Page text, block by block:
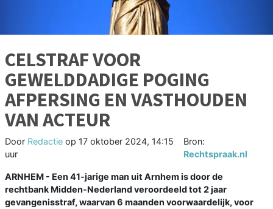
CELSTRAF VOOR
GEWELDDADIGE POGING
AFPERSING EN VASTHOUDEN
VAN ACTEUR
Door Redactie op 17 oktober 2024, 14:15
uur
Bron:
Rechtspraak.nl
ARNHEM - Een 41-jarige man uit Arnhem is door de
rechtbank Midden-Nederland veroordeeld tot 2 jaar
gevangenisstraf, waarvan 6 maanden voorwaardelijk, voor